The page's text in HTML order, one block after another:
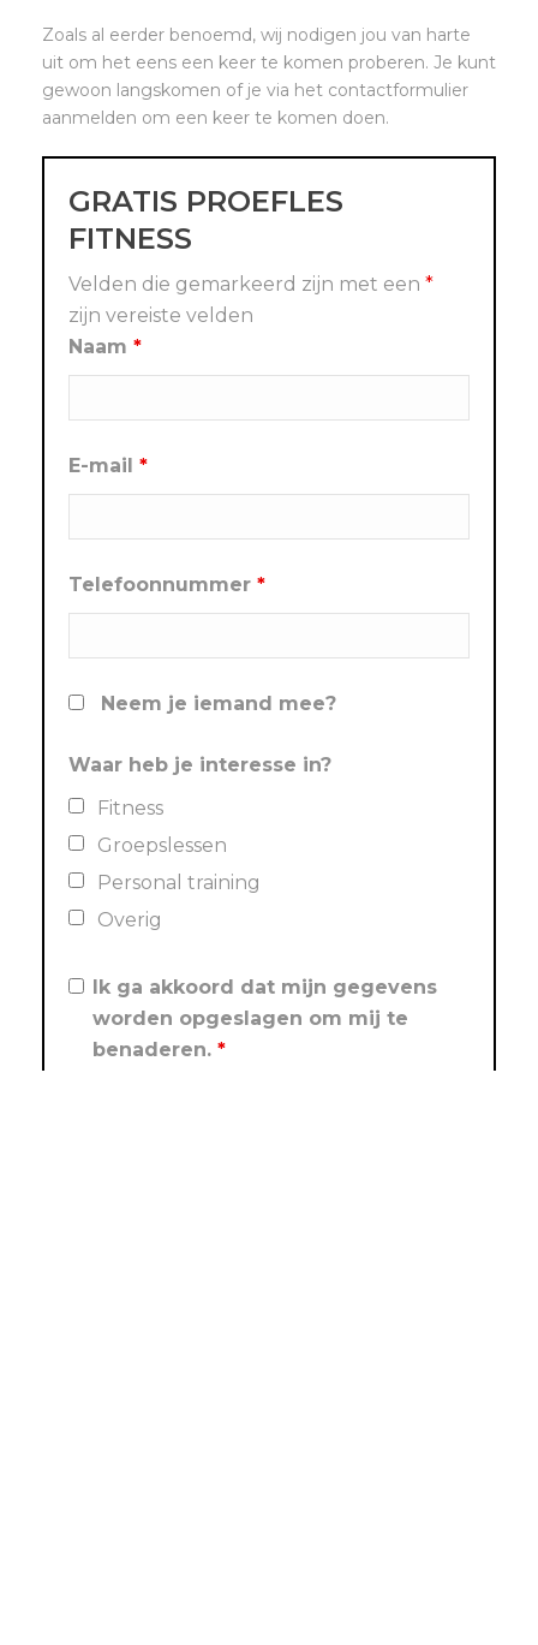
Zoals al eerder benoemd, wij nodigen jou van harte
uit om het eens een keer te komen proberen. Je kunt
gewoon langskomen of je via het contactformulier
aanmelden om een keer te komen doen.
GRATIS PROEFLES
FITNESS
Velden die gemarkeerd zijn met een *
zijn vereiste velden
Naam *
E-mail *
Telefoonnummer *
Neem je iemand mee?
Waar heb je interesse in?
Fitness
Groepslessen
Personal training
Overig
Ik ga akkoord dat mijn gegevens
worden opgeslagen om mij te
benaderen. *